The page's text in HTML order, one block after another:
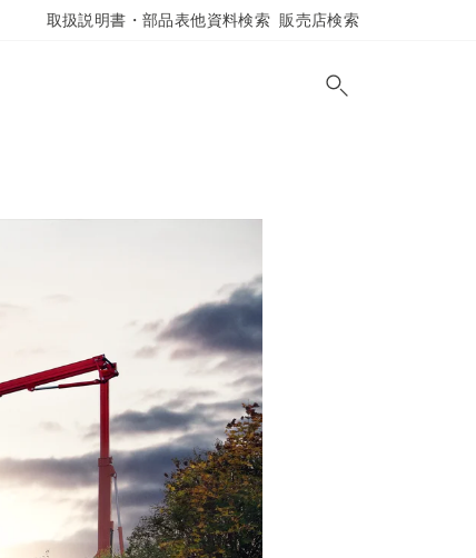
取扱説明書・部品表他資料検索 販売店検索